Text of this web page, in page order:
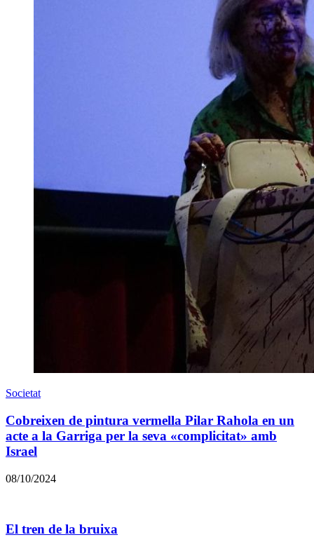
Societat
Cobreixen de pintura vermella Pilar Rahola en un
acte a la Garriga per la seva «complicitat» amb
Israel
08/10/2024
El tren de la bruixa